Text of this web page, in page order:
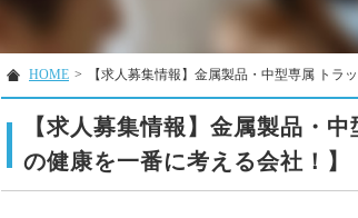
HOME > 【求人募集情報】金属製品・中型専属 トラ
【求人募集情報】金属製品・
の健康を一番に考える会社！】